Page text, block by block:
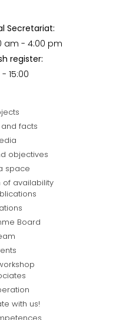
Secretariat:
am - 4:00 pm
register:
- 15:00
and facts
objectives
space
of availability
Board
with us!